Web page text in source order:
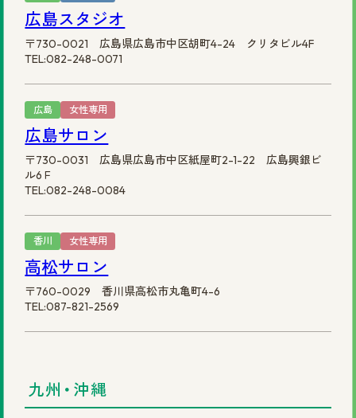
広島スタジオ
〒730-0021 広島県広島市中区胡町4-24 クリタビル4F
TEL:082-248-0071
広島 女性専用
広島サロン
〒730-0031 広島県広島市中区紙屋町2-1-22 広島興銀ビ
ル6Ｆ
TEL:082-248-0084
香川 女性専用
高松サロン
〒760-0029 香川県高松市丸亀町4-6
TEL:087-821-2569
九州・沖縄